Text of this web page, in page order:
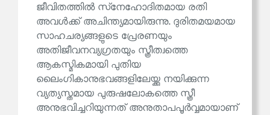
ജീവിതത്തിൽ സ്‌നേഹോദിതമായ രതി
അവൾക്ക് അചിന്ത്യമായിരുന്നു. ദുരിതമയമായ
സാഹചര്യങ്ങളുടെ പ്രേരണയും
അതിജീവനവ്യഗ്രതയും സ്ത്രീത്വത്തെ
ആകസ്മികമായി പുതിയ
ലൈംഗികാനുഭവങ്ങളിലേയ്ക്കു നയിക്കുന്ന
വ്യത്യസ്തമായ പുരുഷലോകത്തെ സ്ത്രീ
അനുഭവിച്ചറിയുന്നത് അനുതാപപൂർവ്വമായാണ്